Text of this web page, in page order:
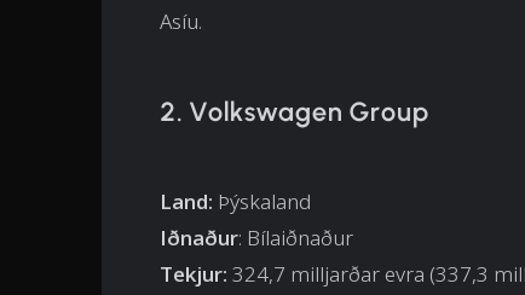
Asíu.
2. Volkswagen Group
Land: Þýskaland
Iðnaður: Bílaiðnaður
Tekjur: 324,7 milljarðar evra (337,3